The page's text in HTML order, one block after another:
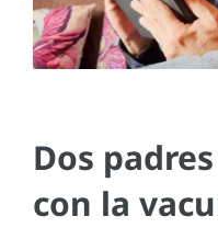
Dos
con la